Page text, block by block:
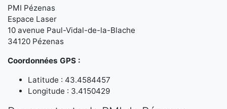
PMI Pézenas
Espace Laser
10 avenue Paul-Vidal-de-la-Blache
34120 Pézenas
Coordonnées GPS :
Latitude : 43.4584457
Longitude : 3.4150429